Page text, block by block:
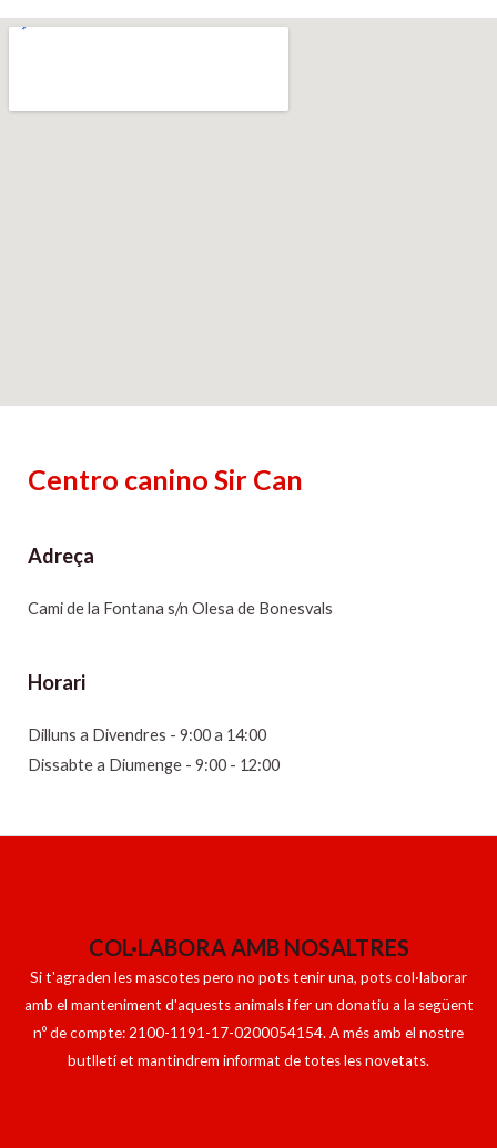
Centro canino Sir Can
Adreça
Cami de la Fontana s/n Olesa de Bonesvals
Horari
Dilluns a Divendres - 9:00 a 14:00
Dissabte a Diumenge - 9:00 - 12:00
COL·LABORA AMB NOSALTRES
Si t'agraden les mascotes pero no pots tenir una, pots col·laborar
amb el manteniment d'aquests animals i fer un donatiu a la següent
nº de compte: 2100-1191-17-0200054154. A més amb el nostre
butlletí et mantindrem informat de totes les novetats.